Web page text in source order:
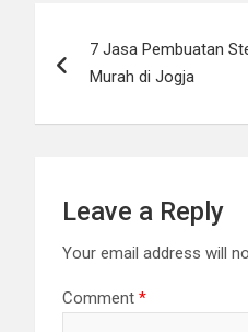
navigation
7 Jasa Pembuatan
Murah di Jogja
Leave a Reply
Your email address will
Comment *